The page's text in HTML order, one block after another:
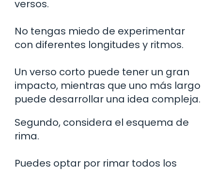
versos.
No tengas miedo de experimentar
con diferentes longitudes y ritmos.
Un verso corto puede tener un gran
impacto, mientras que uno más largo
puede desarrollar una idea compleja.
Segundo, considera el esquema de
rima.
Puedes optar por rimar todos los